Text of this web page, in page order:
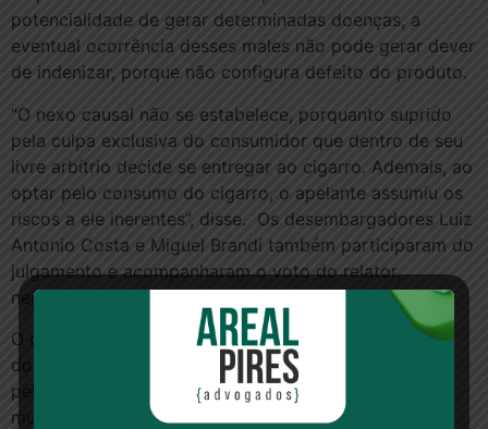
potencialidade de gerar determinadas doenças, a
eventual ocorrência desses males não pode gerar dever
de indenizar, porque não configura defeito do produto.
“O nexo causal não se estabelece, porquanto suprido
pela culpa exclusiva do consumidor que dentro de seu
livre arbítrio decide se entregar ao cigarro. Ademais, ao
optar pelo consumo do cigarro, o apelante assumiu os
riscos a ele inerentes”, disse. Os desembargadores Luiz
Antonio Costa e Miguel Brandi também participaram do
julgamento e acompanharam o voto do relator,
negando provimento ao recurso.
O caso diz respeito a um ex-fumante que teve uma
doença pulmonar grave e complicações no coração
pelo uso prolongado do tabaco. Fumante durante
muitos anos, o autor da ação atribuiu a doença ao